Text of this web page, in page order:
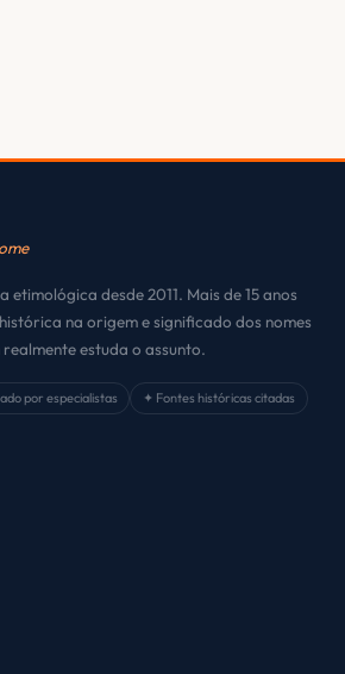
etimológica desde 2011. Mais de 15 anos
na origem e significado dos nomes
estuda o assunto.
por especialistas
✦ Fontes históricas citadas